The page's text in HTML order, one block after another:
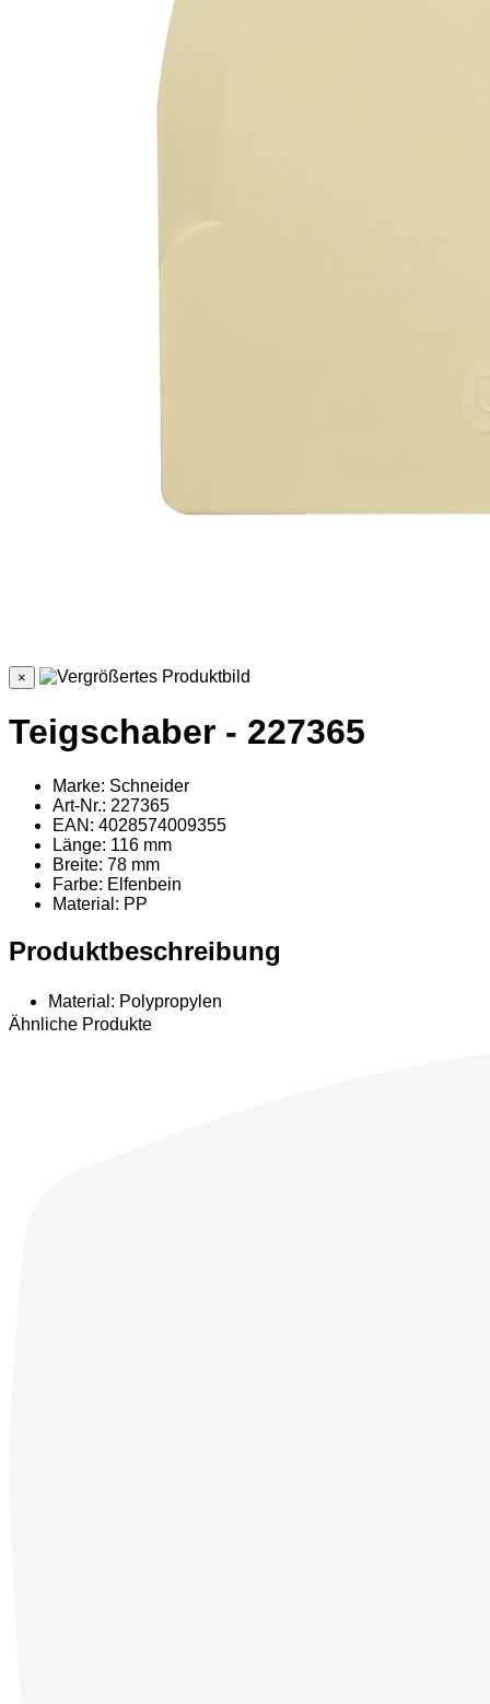
×
Teigschaber - 227365
Marke: Schneider
Art-Nr.: 227365
EAN: 4028574009355
Länge: 116 mm
Breite: 78 mm
Farbe: Elfenbein
Material : PP
Produktbeschreibung
Material: Polypropylen
Ähnliche Produkte